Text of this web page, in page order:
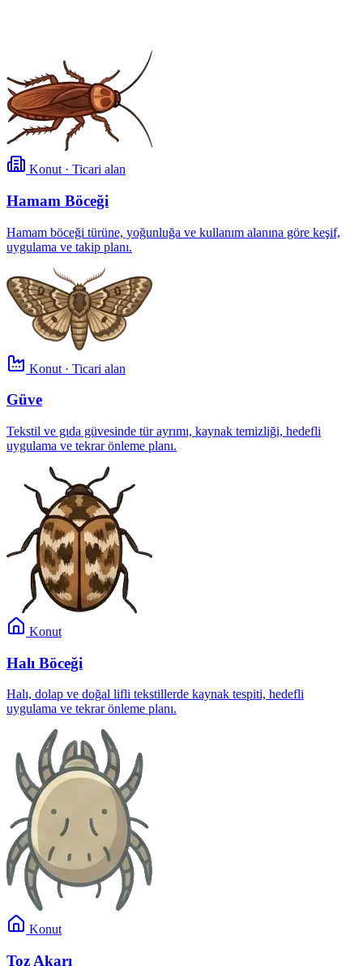
Konut · Ticari alan
Hamam Böceği
Hamam böceği türüne, yoğunluğa ve kullanım alanına göre keşif,
uygulama ve takip planı.
Konut · Ticari alan
Güve
Tekstil ve gıda güvesinde tür ayrımı, kaynak temizliği, hedefli
uygulama ve tekrar önleme planı.
Konut
Halı Böceği
Halı, dolap ve doğal lifli tekstillerde kaynak tespiti, hedefli
uygulama ve tekrar önleme planı.
Konut
Toz Akarı